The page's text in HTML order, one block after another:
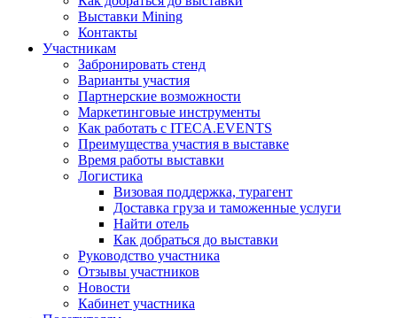
Выставки Mining
Контакты
Участникам
Забронировать стенд
Варианты участия
Партнерские возможности
Маркетинговые инструменты
Как работать с ITECA.EVENTS
Преимущества участия в выставке
Время работы выставки
Логистика
Визовая поддержка, турагент
Доставка груза и таможенные услуги
Найти отель
Как добраться до выставки
Руководство участника
Отзывы участников
Новости
Кабинет участника